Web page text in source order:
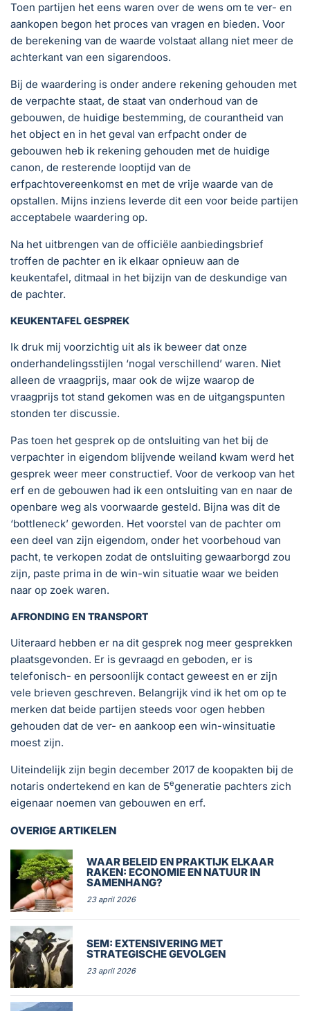
Toen partijen het eens waren over de wens om te ver- en
aankopen begon het proces van vragen en bieden. Voor
de berekening van de waarde volstaat allang niet meer de
achterkant van een sigarendoos.
Bij de waardering is onder andere rekening gehouden met
de verpachte staat, de staat van onderhoud van de
gebouwen, de huidige bestemming, de courantheid van
het object en in het geval van erfpacht onder de
gebouwen heb ik rekening gehouden met de huidige
canon, de resterende looptijd van de
erfpachtovereenkomst en met de vrije waarde van de
opstallen. Mijns inziens leverde dit een voor beide partijen
acceptabele waardering op.
Na het uitbrengen van de officiële aanbiedingsbrief
troffen de pachter en ik elkaar opnieuw aan de
keukentafel, ditmaal in het bijzijn van de deskundige van
de pachter.
KEUKENTAFEL GESPREK
Ik druk mij voorzichtig uit als ik beweer dat onze
onderhandelingsstijlen ‘nogal verschillend’ waren. Niet
alleen de vraagprijs, maar ook de wijze waarop de
vraagprijs tot stand gekomen was en de uitgangspunten
stonden ter discussie.
Pas toen het gesprek op de ontsluiting van het bij de
verpachter in eigendom blijvende weiland kwam werd het
gesprek weer meer constructief. Voor de verkoop van het
erf en de gebouwen had ik een ontsluiting van en naar de
openbare weg als voorwaarde gesteld. Bijna was dit de
‘bottleneck’ geworden. Het voorstel van de pachter om
een deel van zijn eigendom, onder het voorbehoud van
pacht, te verkopen zodat de ontsluiting gewaarborgd zou
zijn, paste prima in de win-win situatie waar we beiden
naar op zoek waren.
AFRONDING EN TRANSPORT
Uiteraard hebben er na dit gesprek nog meer gesprekken
plaatsgevonden. Er is gevraagd en geboden, er is
telefonisch- en persoonlijk contact geweest en er zijn
vele brieven geschreven. Belangrijk vind ik het om op te
merken dat beide partijen steeds voor ogen hebben
gehouden dat de ver- en aankoop een win-winsituatie
moest zijn.
Uiteindelijk zijn begin december 2017 de koopakten bij de
notaris ondertekend en kan de 5egeneratie pachters zich
eigenaar noemen van gebouwen en erf.
OVERIGE ARTIKELEN
WAAR BELEID EN PRAKTIJK ELKAAR
RAKEN: ECONOMIE EN NATUUR IN
SAMENHANG?
23 april 2026
SEM: EXTENSIVERING MET
STRATEGISCHE GEVOLGEN
23 april 2026